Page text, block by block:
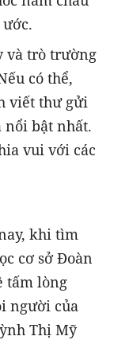
và trò trường
có thể,
viết thư gửi
nổi bật nhất.
vui với các
khi tìm
cơ sở Đoàn
tấm lòng
người của
Thị Mỹ